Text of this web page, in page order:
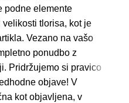
podne elemente
tlorisa, kot je
Vezano na vašo
ponudbo z
Pridržujemo si pravico
objave! V
kot objavljena, v